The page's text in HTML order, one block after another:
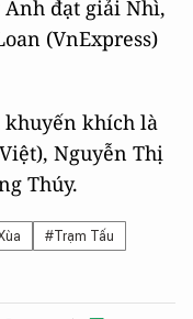
đạt giải Nhì,
(VnExpress)
khuyến khích là
Nguyễn Thị
Thúy.
#Trạm Tấu